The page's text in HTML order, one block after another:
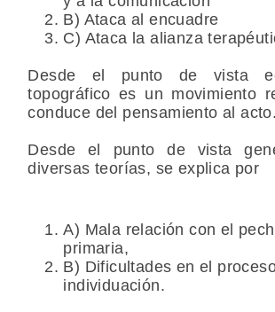
B) Ataca al encuadre
C) Ataca la alianza
Desde el punto de vista
topográfico es un movimiento
conduce del pensamiento al acto.
Desde el punto de vista
diversas teorías, se explica por
A) Mala relación con el
primaria,
B) Dificultades en el
individuación.